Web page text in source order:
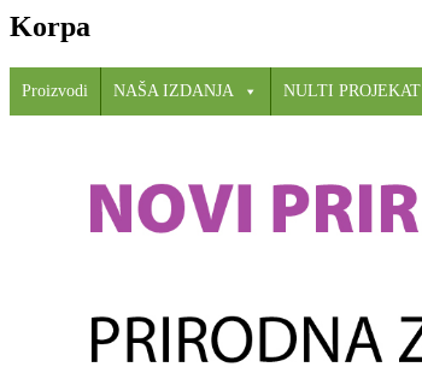
Korpa
Proizvodi NAŠA IZDANJA NULTI PROJEKAT